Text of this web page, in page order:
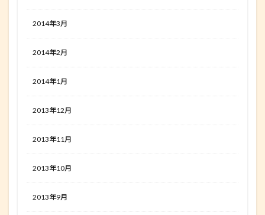
2014年3月
2014年2月
2014年1月
2013年12月
2013年11月
2013年10月
2013年9月